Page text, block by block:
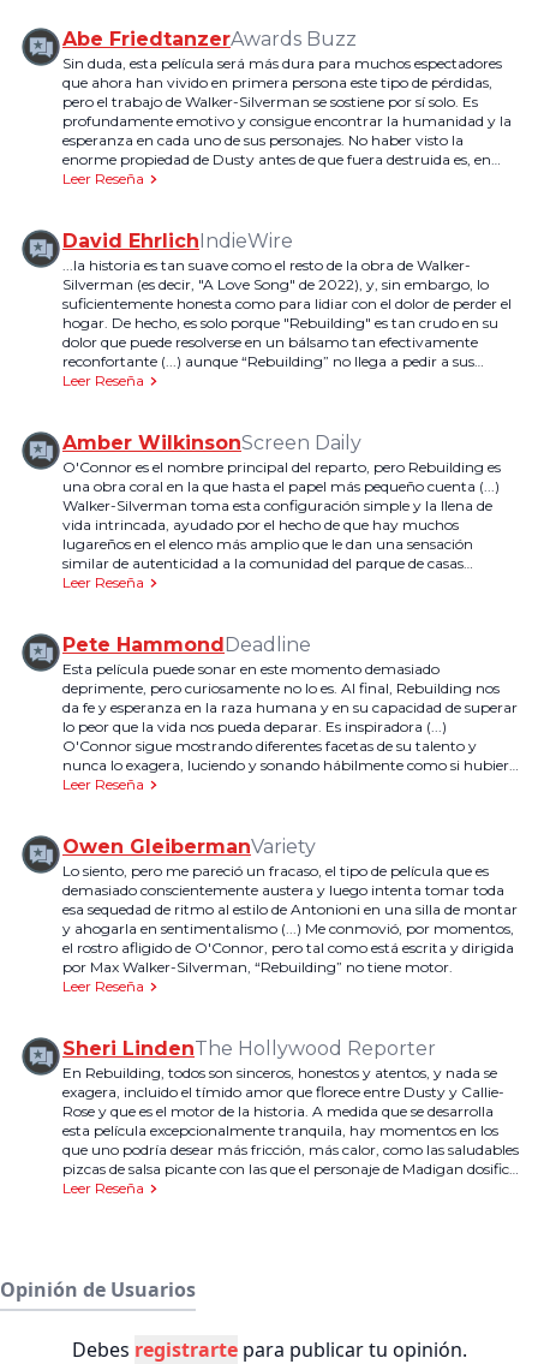
Abe FriedtanzerAwards Buzz
Sin duda, esta película será más dura para muchos espectadores
que ahora han vivido en primera persona este tipo de pérdidas,
pero el trabajo de Walker-Silverman se sostiene por sí solo. Es
profundamente emotivo y consigue encontrar la humanidad y la
esperanza en cada uno de sus personajes. No haber visto la
enorme propiedad de Dusty antes de que fuera destruida es, en
realidad, una elección productiva, ya que significa que la forma en
que significaba tanto para él. Ver y escuchar cómo su hija pequeña
procesa esta nueva realidad también es a la vez informativo y
conmovedor.
Leer Reseña
David EhrlichIndieWire
...la historia es tan suave como el resto de la obra de Walker-
Silverman (es decir, "A Love Song" de 2022), y, sin embargo, lo
suficientemente honesta como para lidiar con el dolor de perder el
hogar. De hecho, es solo porque "Rebuilding" es tan crudo en su
dolor que puede resolverse en un bálsamo tan efectivamente
reconfortante (...) aunque “Rebuilding” no llega a pedir a sus
personajes que se sientan agradecidos por su desgracia, surge una
Leer Reseña
Amber WilkinsonScreen Daily
O'Connor es el nombre principal del reparto, pero Rebuilding es
una obra coral en la que hasta el papel más pequeño cuenta (...)
Walker-Silverman toma esta configuración simple y la llena de
vida intrincada, ayudado por el hecho de que hay muchos
lugareños en el elenco más amplio que le dan una sensación
similar de autenticidad a la comunidad del parque de casas
rodantes como la que se ve en Nomadland de Chloe Zhao.
Leer Reseña
Pete HammondDeadline
Esta película puede sonar en este momento demasiado
deprimente, pero curiosamente no lo es. Al final, Rebuilding nos
da fe y esperanza en la raza humana y en su capacidad de superar
lo peor que la vida nos pueda deparar. Es inspiradora (...)
O'Connor sigue mostrando diferentes facetas de su talento y
nunca lo exagera, luciendo y sonando hábilmente como si hubiera
nacido en esta tierra.
Leer Reseña
Owen GleibermanVariety
Lo siento, pero me pareció un fracaso, el tipo de película que es
demasiado conscientemente austera y luego intenta tomar toda
esa sequedad de ritmo al estilo de Antonioni en una silla de montar
y ahogarla en sentimentalismo (...) Me conmovió, por momentos,
el rostro afligido de O'Connor, pero tal como está escrita y dirigida
por Max Walker-Silverman, “Rebuilding” no tiene motor.
Leer Reseña
Sheri LindenThe Hollywood Reporter
En Rebuilding, todos son sinceros, honestos y atentos, y nada se
exagera, incluido el tímido amor que florece entre Dusty y Callie-
Rose y que es el motor de la historia. A medida que se desarrolla
esta película excepcionalmente tranquila, hay momentos en los
que uno podría desear más fricción, más calor, como las saludables
pizcas de salsa picante con las que el personaje de Madigan dosifica
los huevos revueltos que le sirve a su nieta. Pero Walker-Silverman
llegar a una conclusión de una sinceridad impresionante. A veces,
Leer Reseña
Opinión de Usuarios
Debes registrartepara publicar tu opinión.